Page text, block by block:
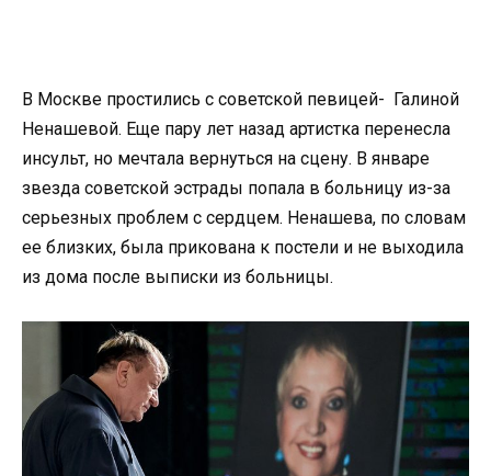
В Москве простились с советской певицей- Галиной
Ненашевой. Еще пару лет назад артистка перенесла
инсульт, но мечтала вернуться на сцену. В январе
звезда советской эстрады попала в больницу из-за
серьезных проблем с сердцем. Ненашева, по словам
ее близких, была прикована к постели и не выходила
из дома после выписки из больницы.